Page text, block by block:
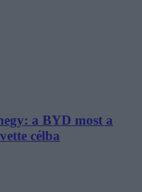
a BYD most a
célba